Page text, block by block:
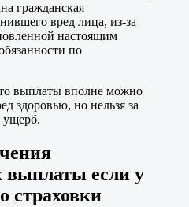
гражданская
вред лица, из-за
настоящим
по
выплаты вполне можно
здоровью, но нельзя за
если у
страховки